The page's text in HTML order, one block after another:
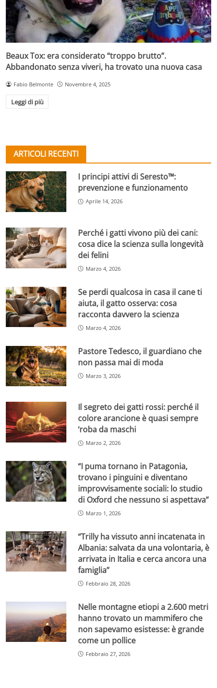
Beaux Tox: era considerato “troppo brutto”.
Abbandonato senza viveri, ha trovato una nuova casa
Fabio Belmonte Novembre 4, 2025
Leggi di più
ARTICOLI RECENTI
I principi attivi di Seresto™:
prevenzione e funzionamento
Aprile 14, 2026
Perché i gatti vivono più dei cani:
cosa dice la scienza sulla longevità
dei felini
Marzo 4, 2026
Se perdi qualcosa in casa il cane ti
aiuta, il gatto osserva: cosa
racconta davvero la scienza
Marzo 4, 2026
Pastore Tedesco, il guardiano che
non passa mai di moda
Marzo 3, 2026
Il segreto dei gatti rossi: perché il
colore arancione è quasi sempre
‘roba da maschi
Marzo 2, 2026
“I puma tornano in Patagonia,
trovano i pinguini e diventano
improvvisamente sociali: lo studio
di Oxford che nessuno si aspettava”
Marzo 1, 2026
“Trilly ha vissuto anni incatenata in
Albania: salvata da una volontaria, è
arrivata in Italia e cerca ancora una
famiglia”
Febbraio 28, 2026
Nelle montagne etiopi a 2.600 metri
hanno trovato un mammifero che
non sapevamo esistesse: è grande
come un pollice
Febbraio 27, 2026